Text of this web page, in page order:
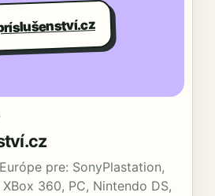
pre: SonyPlastation,
360, PC, Nintendo DS,